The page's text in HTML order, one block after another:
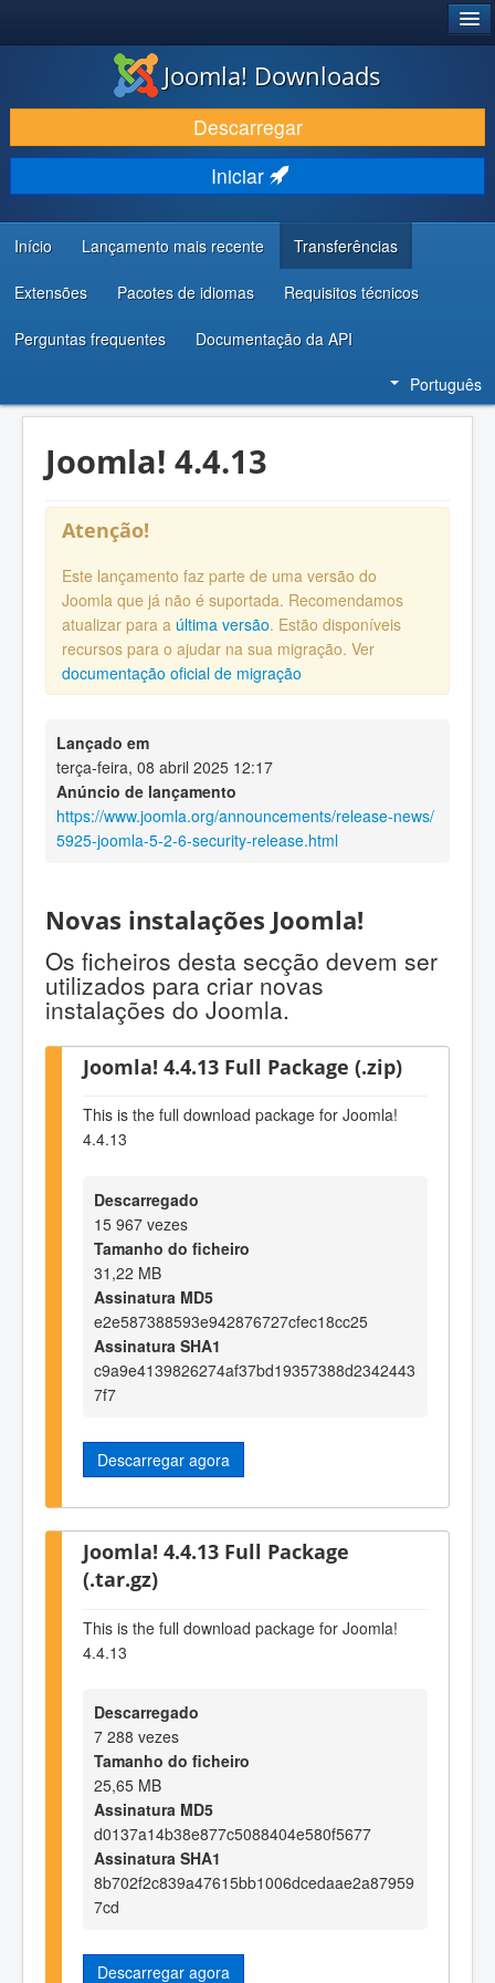
DESCARREGAR E EVOLUIR
DESCOBRIR E APRENDER
COMUNIDADE E SUPORTE
RECURSOS PARA PROGRAMADORES
Joomla! Downloads
Descarregar
Iniciar
Início Lançamento mais recente Transferências
Extensões Pacotes de idiomas Requisitos técnicos
Perguntas frequentes Documentação da API
Português
Joomla! 4.4.13
Atenção!
Este lançamento faz parte de uma versão do
Joomla que já não é suportada. Recomendamos
atualizar para a última versão. Estão disponíveis
recursos para o ajudar na sua migração. Ver
documentação oficial de migração
Lançado em
terça-feira, 08 abril 2025 12:17
Anúncio de lançamento
https://www.joomla.org/announcements/release-news/
5925-joomla-5-2-6-security-release.html
Novas instalações Joomla!
Os ficheiros desta secção devem ser
utilizados para criar novas
instalações do Joomla.
Joomla! 4.4.13 Full Package (.zip)
This is the full download package for Joomla!
4.4.13
Descarregado
15 967 vezes
Tamanho do ficheiro
31,22 MB
Assinatura MD5
e2e587388593e942876727cfec18cc25
Assinatura SHA1
c9a9e4139826274af37bd19357388d2342443
7f7
Descarregar agora
Joomla! 4.4.13 Full Package
(.tar.gz)
This is the full download package for Joomla!
4.4.13
Descarregado
7 288 vezes
Tamanho do ficheiro
25,65 MB
Assinatura MD5
d0137a14b38e877c5088404e580f5677
Assinatura SHA1
8b702f2c839a47615bb1006dcedaae2a87959
7cd
Descarregar agora